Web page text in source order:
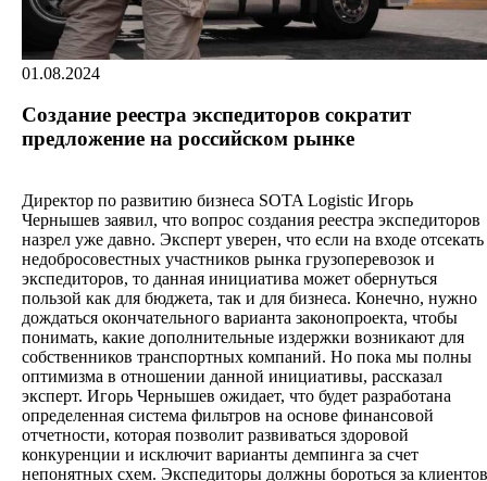
01.08.2024
Создание реестра экспедиторов сократит
предложение на российском рынке
Директор по развитию бизнеса SOTA Logistic Игорь
Чернышев заявил, что вопрос создания реестра экспедиторов
назрел уже давно. Эксперт уверен, что если на входе отсекать
недобросовестных участников рынка грузоперевозок и
экспедиторов, то данная инициатива может обернуться
пользой как для бюджета, так и для бизнеса. Конечно, нужно
дождаться окончательного варианта законопроекта, чтобы
понимать, какие дополнительные издержки возникают для
собственников транспортных компаний. Но пока мы полны
оптимизма в отношении данной инициативы, рассказал
эксперт. Игорь Чернышев ожидает, что будет разработана
определенная система фильтров на основе финансовой
отчетности, которая позволит развиваться здоровой
конкуренции и исключит варианты демпинга за счет
непонятных схем. Экспедиторы должны бороться за клиентов